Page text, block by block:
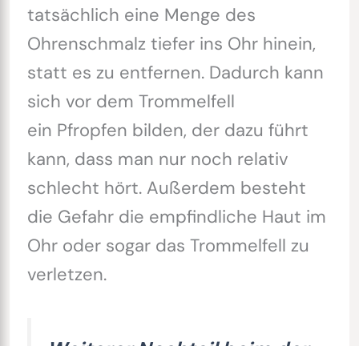
tatsächlich eine Menge des
Ohrenschmalz tiefer ins Ohr hinein,
statt es zu entfernen. Dadurch kann
sich vor dem Trommelfell
ein Pfropfen bilden, der dazu führt
kann, dass man nur noch relativ
schlecht hört. Außerdem besteht
die Gefahr die empfindliche Haut im
Ohr oder sogar das Trommelfell zu
verletzen.